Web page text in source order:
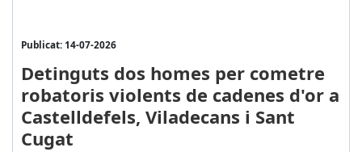
Publicat: 14-07-2026
Detinguts dos homes per cometre
robatoris violents de cadenes d'or a
Castelldefels, Viladecans i Sant
Cugat